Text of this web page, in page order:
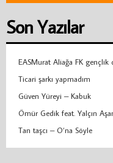
Son Yazılar
EASMurat Aliağa FK gençlik
Ticari şarkı yapmadım
Güven Yüreyi – Kabuk
Ömür Gedik feat. Yalçın
Tan taşcı – O’na Söyle